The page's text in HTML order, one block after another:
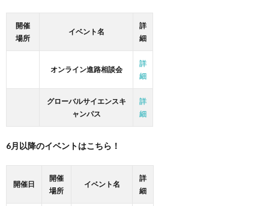
開催
場所
イベント名
詳
細
オンライン進路相談会
詳
細
グローバルサイエンスキ
ャンパス
詳
細
6月以降のイベントはこちら！
開催日
開催
場所
イベント名
詳
細